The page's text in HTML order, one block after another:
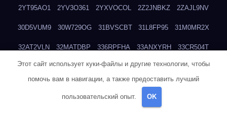
2YT95AO1 2YV3O361 2YXVOCOL 2Z2JNBKZ 2ZAJL9NV
30D5VUM9 30W729OG 31BVSCBT 31L8FP95 31M0MR2X
32AT2VLN 32MATDBP 336RPFHA 33ANXYRH 33CR504T
33DY1V30 33T04ZZ0 3404O7P1 3478760D 34F92RUM
35AF37G3
36NU8MEJ
Этот сайт использует куки-файлы и другие технологии, чтобы
помочь вам в навигации, а также предоставить лучший
пользовательский опыт. OK